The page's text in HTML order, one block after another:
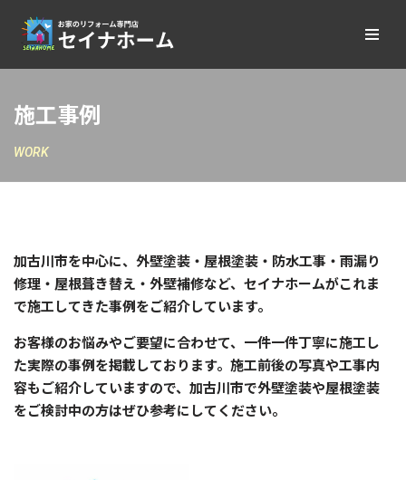
コ
ン
ン
へ
ス
プ
施工事例
WORK
加古川市を中心に、外壁塗装・屋根塗装・防水工事・雨漏り
修理・屋根葺き替え・外壁補修など、セイナホームがこれま
で施工してきた事例をご紹介しています。
お客様のお悩みやご要望に合わせて、一件一件丁寧に施工し
た実際の事例を掲載しております。施工前後の写真や工事内
容もご紹介していますので、加古川市で外壁塗装や屋根塗装
をご検討中の方はぜひ参考にしてください。